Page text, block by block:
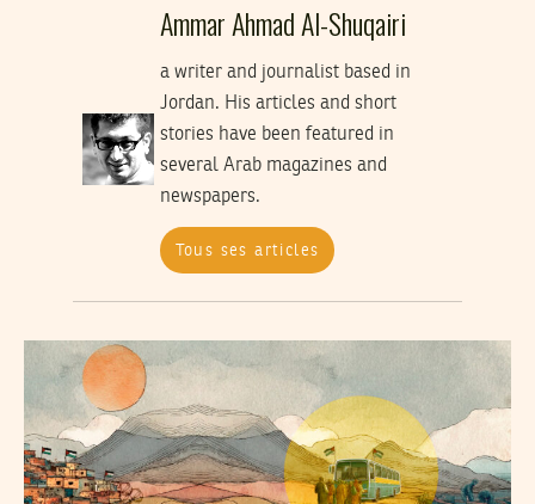
Ammar Ahmad Al-Shuqairi
a writer and journalist based in
Jordan. His articles and short
stories have been featured in
several Arab magazines and
newspapers.
Tous ses articles